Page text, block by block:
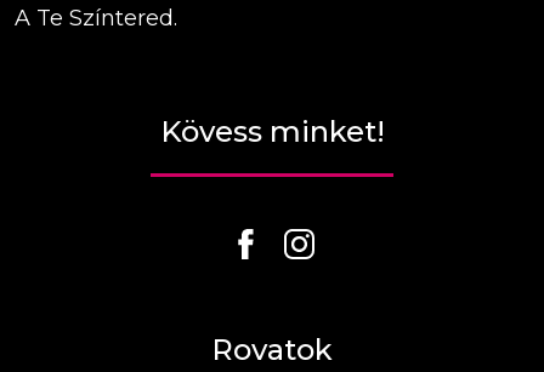
A Te Színtered.
Kövess minket!
Rovatok